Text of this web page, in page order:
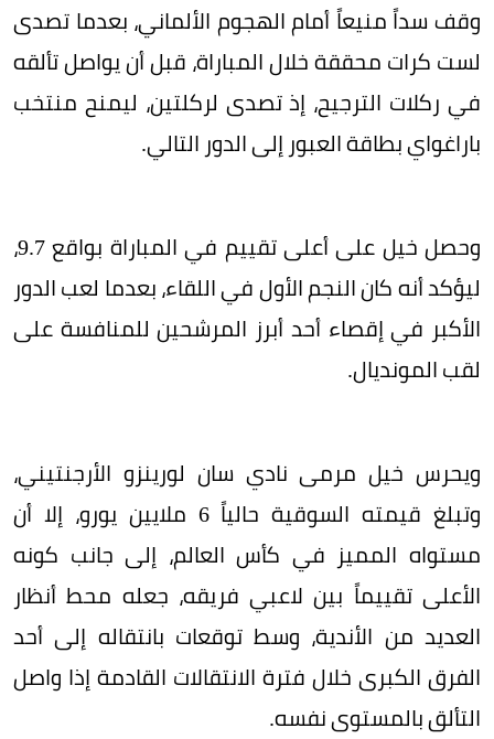
وقف سداً منيعاً أمام الهجوم الألماني، بعدما تصدى
لست كرات محققة خلال المباراة، قبل أن يواصل تألقه
في ركلات الترجيح، إذ تصدى لركلتين، ليمنح منتخب
باراغواي بطاقة العبور إلى الدور التالي.
وحصل خيل على أعلى تقييم في المباراة بواقع 9.7،
ليؤكد أنه كان النجم الأول في اللقاء، بعدما لعب الدور
الأكبر في إقصاء أحد أبرز المرشحين للمنافسة على
لقب المونديال.
ويحرس خيل مرمى نادي سان لورينزو الأرجنتيني،
وتبلغ قيمته السوقية حالياً 6 ملايين يورو، إلا أن
مستواه المميز في كأس العالم، إلى جانب كونه
الأعلى تقييماً بين لاعبي فريقه، جعله محط أنظار
العديد من الأندية، وسط توقعات بانتقاله إلى أحد
الفرق الكبرى خلال فترة الانتقالات القادمة إذا واصل
التألق بالمستوى نفسه.